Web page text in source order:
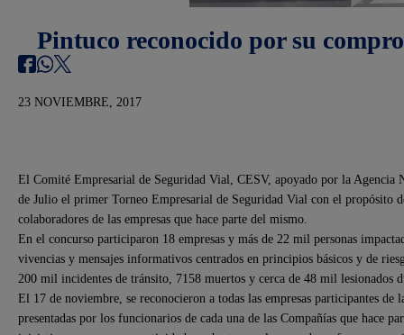
Pintuco reconocido por su
23 NOVIEMBRE, 2017
El Comité Empresarial de Seguridad Vial, CESV, apoyado por la Agencia
de Julio el primer Torneo Empresarial de Seguridad Vial con el propósito
colaboradores de las empresas que hace parte del mismo.
En el concurso participaron 18 empresas y más de 22 mil personas
vivencias y mensajes informativos centrados en principios básicos y de
200 mil incidentes de tránsito, 7158 muertos y cerca de 48 mil lesionados
El 17 de noviembre, se reconocieron a todas las empresas participantes
presentadas por los funcionarios de cada una de las Compañías que hace